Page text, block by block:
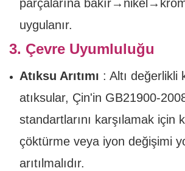
parçalarına
uygulanır.
3. Çevre Uyumluluğu
Atıksu Arıtımı : Altı değerlikli
atıksular, Çin'in GB21900-
standartlarını karşılamak için
çöktürme veya iyon değişimi
arıtılmalıdır.